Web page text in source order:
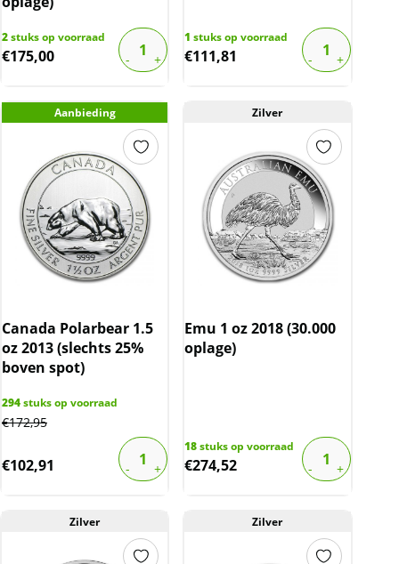
2stuks op voorraad
€175,00
1 stuks op voorraad
€111,81
Aanbieding
Canada Polarbear 1.5
oz 2013 (slechts 25%
boven spot)
294stuks op voorraad
€172,95
€102,91
Zilver
Emu 1 oz 2018 (30.000
oplage)
18stuks op voorraad
€274,52
Zilver Zilver